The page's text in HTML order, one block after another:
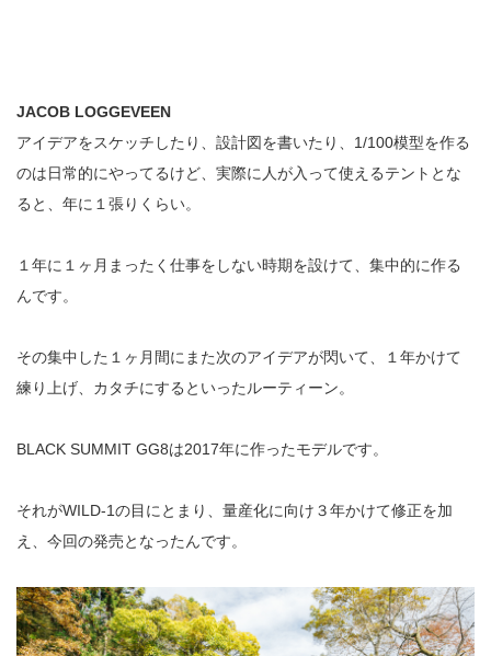
JACOB LOGGEVEEN
アイデアをスケッチしたり、設計図を書いたり、1/100模型を作る
のは日常的にやってるけど、実際に人が入って使えるテントとな
ると、年に１張りくらい。
１年に１ヶ月まったく仕事をしない時期を設けて、集中的に作る
んです。
その集中した１ヶ月間にまた次のアイデアが閃いて、１年かけて
練り上げ、カタチにするといったルーティーン。
BLACK SUMMIT GG8は2017年に作ったモデルです。
それがWILD-1の目にとまり、量産化に向け３年かけて修正を加
え、今回の発売となったんです。